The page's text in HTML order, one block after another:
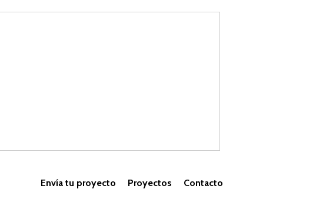
Contacto
Proyectos
Envía tu proyecto